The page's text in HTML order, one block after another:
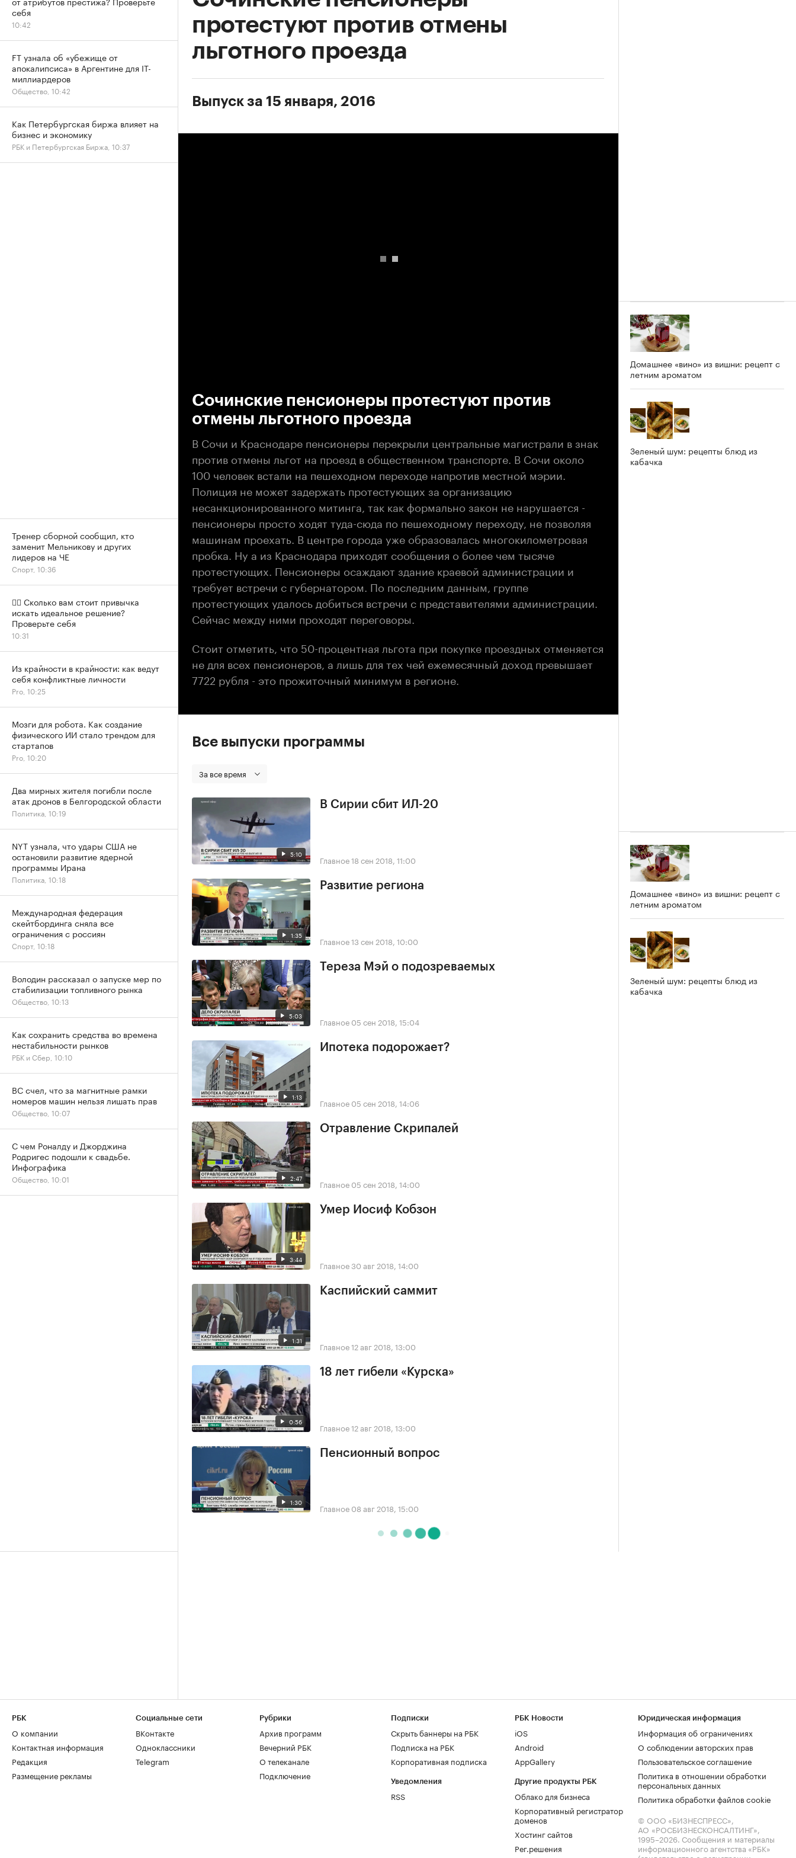
протестуют против отмены
льготного проезда
Выпуск за 15 января, 2016
Сочинские пенсионеры протестуют против
отмены льготного проезда
В Сочи и Краснодаре пенсионеры перекрыли центральные магистрали в знак
против отмены льгот на проезд в общественном транспорте. В Сочи около
100 человек встали на пешеходном переходе напротив местной мэрии.
Полиция не может задержать протестующих за организацию
несанкционированного митинга, так как формально закон не нарушается -
пенсионеры просто ходят туда-сюда по пешеходному переходу, не позволяя
машинам проехать. В центре города уже образовалась многокилометровая
пробка. Ну а из Краснодара приходят сообщения о более чем тысяче
протестующих. Пенсионеры осаждают здание краевой администрации и
требует встречи с губернатором. По последним данным, группе
протестующих удалось добиться встречи с представителями администрации.
Сейчас между ними проходят переговоры.
Стоит отметить, что 50-процентная льгота при покупке проездных отменяется
не для всех пенсионеров, а лишь для тех чей ежемесячный доход превышает
7722 рубля - это прожиточный минимум в регионе.
Все выпуски программы
За все время
5:10
В Сирии сбит ИЛ-20
Главное18 сен 2018, 11:00
1:35
Развитие региона
Главное13 сен 2018, 10:00
5:03
Тереза Мэй о подозреваемых
Главное 05 сен 2018, 15:04
1:13
Ипотека подорожает?
Главное 05 сен 2018, 14:06
2:47
Отравление Скрипалей
Главное 05 сен 2018, 14:00
3:44
Умер Иосиф Кобзон
Главное30 авг 2018, 14:00
1:31
Каспийский саммит
Главное12 авг 2018, 13:00
0:56
18 лет гибели «Курска»
Главное12 авг 2018, 13:00
1:30
Пенсионный вопрос
Главное 08 авг 2018, 15:00
Домашнее «вино» из вишни: рецепт с
летним ароматом
Зеленый шум: рецепты блюд из
кабачка
Домашнее «вино» из вишни: рецепт с
летним ароматом
Зеленый шум: рецепты блюд из
кабачка
себя
10:42
FT узнала об «убежище от
апокалипсиса» в Аргентине для IT-
миллиардеров
Общество, 10:42
Как Петербургская биржа влияет на
бизнес и экономику
РБК и Петербургская Биржа, 10:37
Тренер сборной сообщил, кто
заменит Мельникову и других
лидеров на ЧЕ
Спорт, 10:36
✍🏻 Сколько вам стоит привычка
искать идеальное решение?
Проверьте себя
10:31
Из крайности в крайности: как ведут
себя конфликтные личности
Pro, 10:25
Мозги для робота. Как создание
физического ИИ стало трендом для
стартапов
Pro, 10:20
Два мирных жителя погибли после
атак дронов в Белгородской области
Политика, 10:19
NYT узнала, что удары США не
остановили развитие ядерной
программы Ирана
Политика, 10:18
Международная федерация
скейтбординга сняла все
ограничения с россиян
Спорт, 10:18
Володин рассказал о запуске мер по
стабилизации топливного рынка
Общество, 10:13
Как сохранить средства во времена
нестабильности рынков
РБК и Сбер, 10:10
ВС счел, что за магнитные рамки
номеров машин нельзя лишать прав
Общество, 10:07
С чем Роналду и Джорджина
Родригес подошли к свадьбе.
Инфографика
Общество, 10:01
РБК
О компании
Контактная информация
Редакция
Размещение рекламы
Социальные сети
ВКонтакте
Одноклассники
Telegram
Рубрики
Архив программ
Вечерний РБК
О телеканале
Подключение
Подписки
Скрыть баннеры на РБК
Подписка на РБК
Корпоративная подписка
Уведомления
RSS
РБК Новости
iOS
Android
AppGallery
Другие продукты РБК
Облако для бизнеса
Корпоративный регистратор
доменов
Хостинг сайтов
Рег.решения
Юридическая информация
Информация об ограничениях
О соблюдении авторских прав
Пользовательское соглашение
Политика в отношении обработки
персональных данных
Политика обработки файлов cookie
© ООО «БИЗНЕСПРЕСС»,
АО «РОСБИЗНЕСКОНСАЛТИНГ»,
1995–2026. Сообщения и материалы
информационного агентства «РБК»